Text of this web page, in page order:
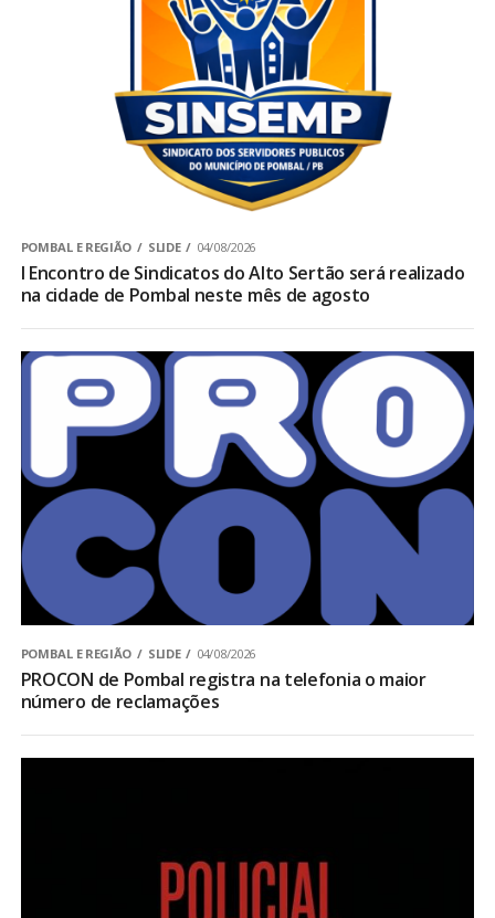
POMBAL E REGIÃO SLIDE 04/08/2026
I Encontro de Sindicatos do Alto Sertão será realizado
na cidade de Pombal neste mês de agosto
POMBAL E REGIÃO SLIDE 04/08/2026
PROCON de Pombal registra na telefonia o maior
número de reclamações